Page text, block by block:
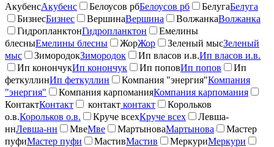
АкубенсАкубенс Белоусов рбБелоусов рб БелугаБелуга
БизнесБизнес ВершинаВершина ВолжанкаВолжанка
ГидропланктонГидропланктон
Емелины
блесныЕмелины блесны ЖорЖор Зеленый мысЗеленый
мыс
ЗимородокЗимородок Ип власов и.в.Ип власов и.в.
Ип конончукИп конончук Ип поповИп попов
Ип
феткуллинИп феткуллин Компания "энергия"Компания
"энергия"
Компания карпоманияКомпания карпомания
КонтактКонтакт контакт контакт
Корольков
о.в.Корольков о.в. Круче всехКруче всех
Левша-
ннЛевша-нн МвеМве МартыноваМартынова
Мастер
пуфиМастер пуфи МастивМастив МеркуриМеркури